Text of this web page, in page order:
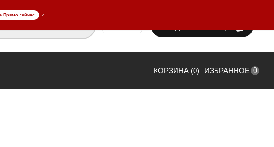
КОРЗИНА (0) ИЗБРАННОЕ 0